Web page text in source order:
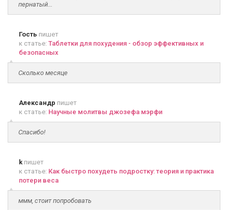
пернатый...
Гость пишет
к статье: Таблетки для похудения - обзор эффективных и
безопасных
Сколько месяце
Александр пишет
к статье: Научные молитвы джозефа мэрфи
Спасибо!
k пишет
к статье: Как быстро похудеть подростку: теория и практика
потери веса
ммм, стоит попробовать